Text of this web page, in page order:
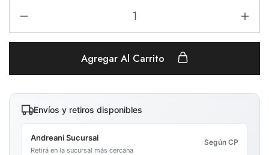
Agregar Al Carrito
Envíos y retiros disponibles
Andreani Sucursal
Retirá en la sucursal más cercana
Según CP